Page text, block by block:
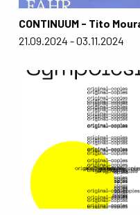
CONTINUUM - Tito
21.09.2024 - 03.11.2024